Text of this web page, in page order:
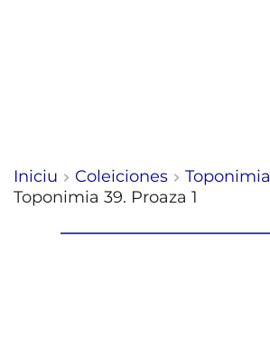
Iniciu Coleiciones
Toponimia
Toponimia 39. Proaza 1